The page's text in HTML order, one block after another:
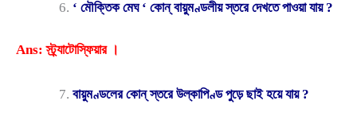
‘ মৌক্তিক মেঘ ‘ কোন্ বায়ুমণ্ডলীয় স্তরে দেখতে পাওয়া যায় ?
Ans: স্ট্র্যাটোস্ফিয়ার ।
বায়ুমণ্ডলের কোন্ স্তরে উল্কাপিণ্ড পুড়ে ছাই হয়ে যায় ?